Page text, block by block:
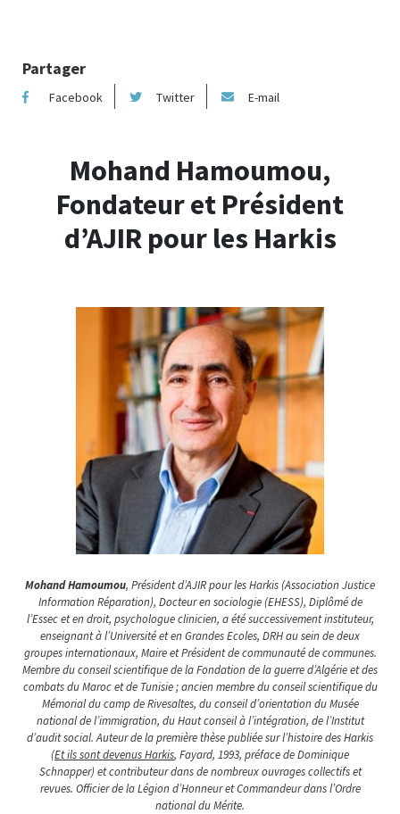
Partager
Facebook Twitter E-mail
Mohand Hamoumou,
Fondateur et Président
d’AJIR pour les Harkis
Mohand Hamoumou, Président d’AJIR pour les Harkis (Association Justice
Information Réparation), Docteur en sociologie (EHESS), Diplômé de
l’Essec et en droit, psychologue clinicien, a été successivement instituteur,
enseignant à l’Université et en Grandes Ecoles, DRH au sein de deux
groupes internationaux, Maire et Président de communauté de communes.
Membre du conseil scientifique de la Fondation de la guerre d’Algérie et des
combats du Maroc et de Tunisie ; ancien membre du conseil scientifique du
Mémorial du camp de Rivesaltes, du conseil d’orientation du Musée
national de l’immigration, du Haut conseil à l’intégration, de l’Institut
d’audit social. Auteur de la première thèse publiée sur l’histoire des Harkis
(Et ils sont devenus Harkis, Fayard, 1993, préface de Dominique
Schnapper) et contributeur dans de nombreux ouvrages collectifs et
revues. Officier de la Légion d’Honneur et Commandeur dans l’Ordre
national du Mérite.